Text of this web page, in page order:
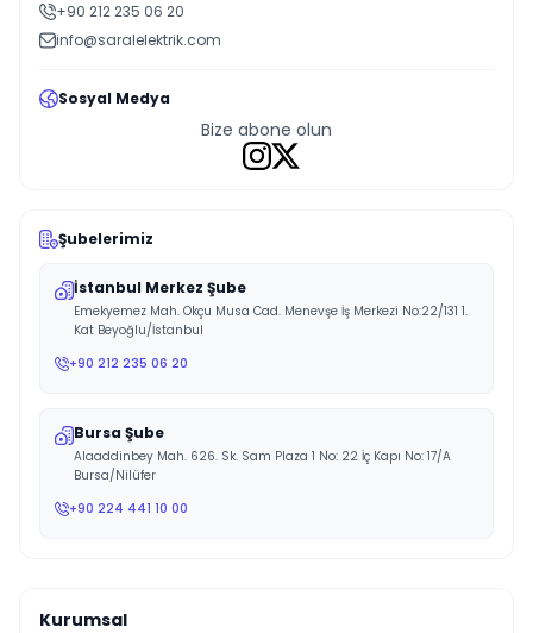
+90 212 235 06 20
info@saralelektrik.com
Sosyal Medya
Bize abone olun
Şubelerimiz
İstanbul Merkez Şube
Emekyemez Mah. Okçu Musa Cad. Menevşe İş Merkezi No:22/131 1.
Kat Beyoğlu/İstanbul
+90 212 235 06 20
Bursa Şube
Alaaddinbey Mah. 626. Sk. Sam Plaza 1 No: 22 İç Kapı No: 17/A
Bursa/Nilüfer
+90 224 441 10 00
Kurumsal